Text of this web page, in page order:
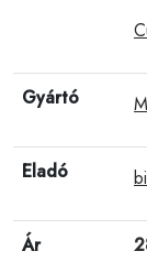
Gyártó
Eladó
Ár